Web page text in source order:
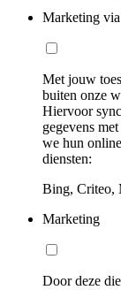
Marketing
Met jouw
buiten onze
Hiervoor
gegevens
we hun
diensten:
Bing, Criteo,
Marketing
Door deze